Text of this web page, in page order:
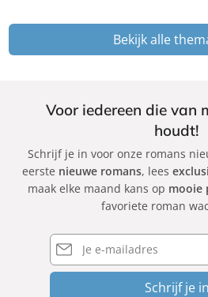
Bekijk alle
Voor iedereen die van
houdt!
Schrijf je in voor onze romans
eerste nieuwe romans, lees
maak elke maand kans op mooie
favoriete roman
E-
mailadres
Schrijf je in